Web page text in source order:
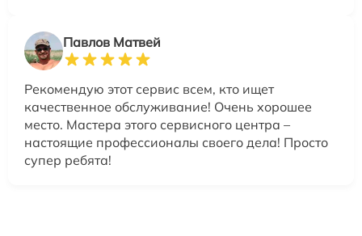
Павлов Матвей
Рекомендую этот сервис всем, кто ищет
качественное обслуживание! Очень хорошее
место. Мастера этого сервисного центра –
настоящие профессионалы своего дела! Просто
супер ребята!